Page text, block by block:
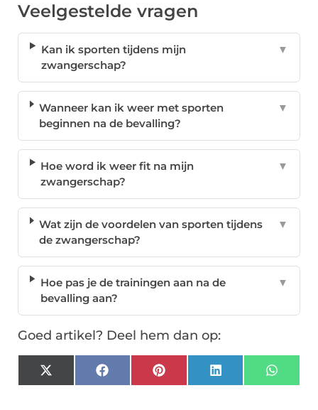
Veelgestelde vragen
Kan ik sporten tijdens mijn
zwangerschap?
▼
Wanneer kan ik weer met sporten
beginnen na de bevalling?
▼
Hoe word ik weer fit na mijn
zwangerschap?
▼
Wat zijn de voordelen van sporten tijdens
de zwangerschap?
▼
Hoe pas je de trainingen aan na de
bevalling aan?
▼
Goed artikel? Deel hem dan op:
X
(Twitter)
FacebookPinterest LinkedIn